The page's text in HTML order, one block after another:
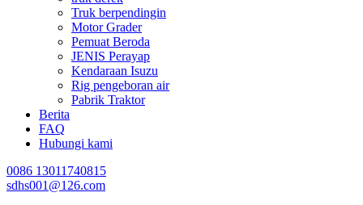
Truk berpendingin
Motor Grader
Pemuat Beroda
JENIS Perayap
Kendaraan Isuzu
Rig pengeboran air
Pabrik Traktor
Berita
FAQ
Hubungi kami
0086 13011740815
sdhs001@126.com